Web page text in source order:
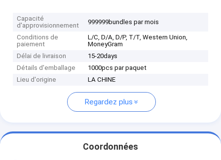
Capacité
d'approvisionnement
999999bundles par mois
Conditions de
paiement
L/C, D/A, D/P, T/T, Western Union,
MoneyGram
Délai de livraison
15-20days
Détails d'emballage
1000pcs par paquet
Lieu d'origine
LA CHINE
Regardez plus
Coordonnées